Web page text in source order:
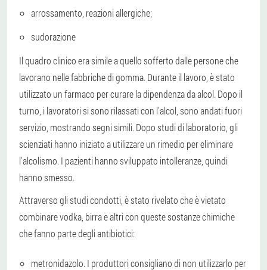
arrossamento, reazioni allergiche;
sudorazione
Il quadro clinico era simile a quello sofferto dalle persone che
lavorano nelle fabbriche di gomma. Durante il lavoro, è stato
utilizzato un farmaco per curare la dipendenza da alcol. Dopo il
turno, i lavoratori si sono rilassati con l'alcol, sono andati fuori
servizio, mostrando segni simili. Dopo studi di laboratorio, gli
scienziati hanno iniziato a utilizzare un rimedio per eliminare
l'alcolismo. I pazienti hanno sviluppato intolleranze, quindi
hanno smesso.
Attraverso gli studi condotti, è stato rivelato che è vietato
combinare vodka, birra e altri con queste sostanze chimiche
che fanno parte degli antibiotici:
metronidazolo. I produttori consigliano di non utilizzarlo per